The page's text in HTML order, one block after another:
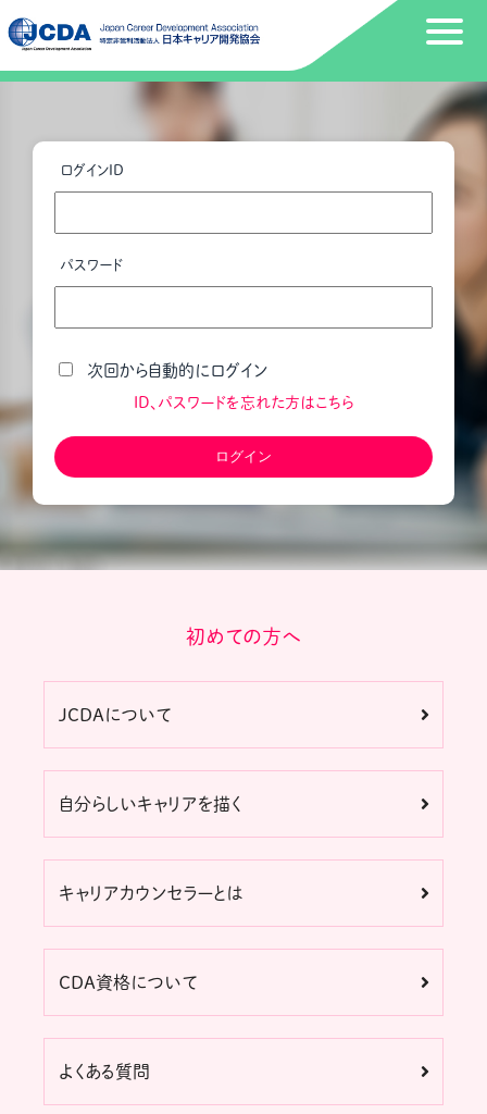
ログインID
パスワード
次回から自動的にログイン
ID、パスワードを忘れた方はこちら
初めての方へ
JCDAについて
自分らしいキャリアを描く
キャリアカウンセラーとは
CDA資格について
よくある質問